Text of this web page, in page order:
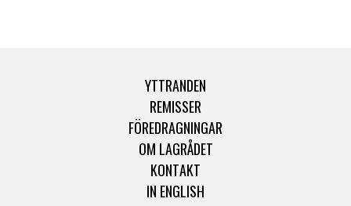
YTTRANDEN
REMISSER
FÖREDRAGNINGAR
OM LAGRÅDET
KONTAKT
IN ENGLISH